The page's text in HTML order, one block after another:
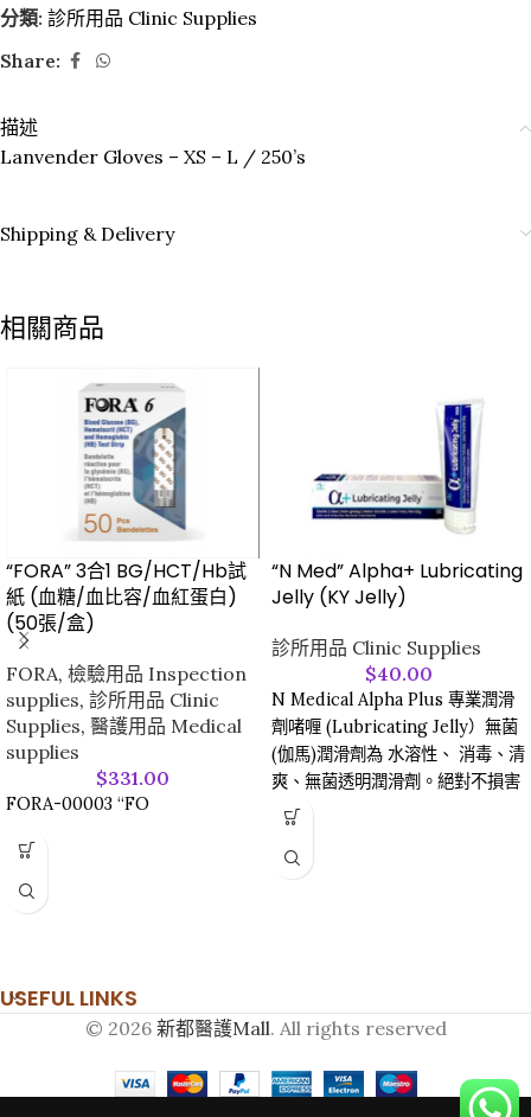
分類: 診所用品 Clinic Supplies
Share:
描述
Lanvender Gloves – XS – L / 250’s
Shipping & Delivery
相關商品
“FORA” 3合1 BG/HCT/Hb試
紙 (血糖/血比容/血紅蛋白)
(50張/盒)
FORA, 檢驗用品 Inspection
supplies, 診所用品 Clinic
Supplies, 醫護用品 Medical
supplies
$331.00
FORA-00003 “FO
“N Med” Alpha+ Lubricating
Jelly (KY Jelly)
診所用品 Clinic Supplies
$40.00
N Medical Alpha Plus 專業潤滑
劑啫喱 (Lubricating Jelly）無菌
(伽馬)潤滑劑為 水溶性、 消毒、清
爽、無菌透明潤滑劑。絕對不損害
人體組織、 儀器、 適用於各種醫
金屬等。
尺寸: 82g
USEFUL LINKS
© 2026 新都醫護Mall. All rights reserved